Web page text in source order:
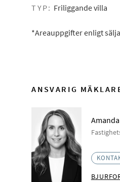
TYP: Friliggande villa
*Areauppgifter enligt
ANSVARIG